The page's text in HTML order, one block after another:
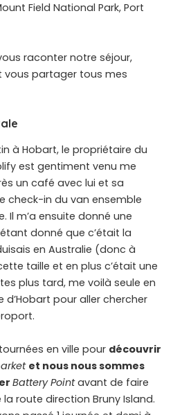
Field National Park, Port
raconter notre séjour,
vous partager tous mes
à Hobart, le propriétaire du
est gentiment venu me
un café avec lui et sa
check-in du van ensemble
Il m’a ensuite donné une
donné que c’était la
en Australie (donc à
taille et en plus c’était une
plus tard, me voilà seule en
d’Hobart pour aller chercher
en ville pour découvrir
et nous nous sommes
Battery Pointavant de faire
route direction Bruny Island.